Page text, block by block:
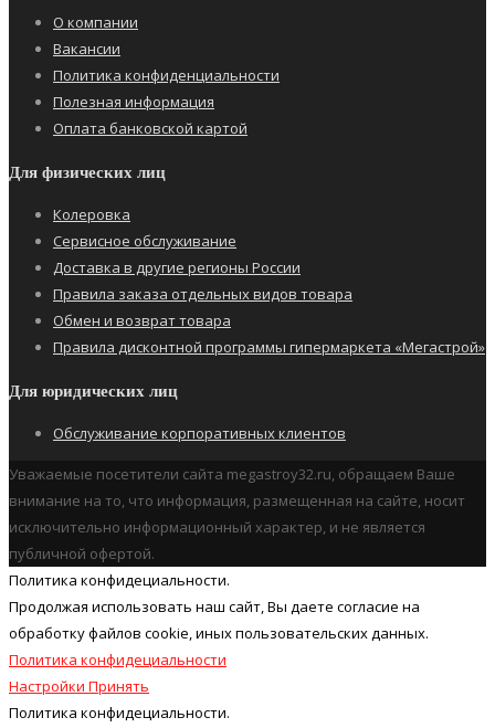
О компании
Вакансии
Политика конфиденциальности
Полезная информация
Оплата банковской картой
Для физических лиц
Колеровка
Сервисное обслуживание
Доставка в другие регионы России
Правила заказа отдельных видов товара
Обмен и возврат товара
Правила дисконтной программы гипермаркета «Мегастрой»
Для юридических лиц
Обслуживание корпоративных клиентов
Уважаемые посетители сайта megastroy32.ru, обращаем Ваше
внимание на то, что информация, размещенная на сайте, носит
исключительно информационный характер, и не является
публичной офертой.
Политика конфидециальности.
Продолжая использовать наш cайт, Вы даете согласие на
обработку файлов cookie, иных пользовательских данных.
Политика конфидециальности
Настройки Принять
Политика конфидециальности.